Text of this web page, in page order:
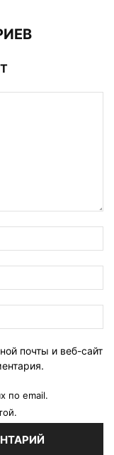
почты и веб-сайт
по email.